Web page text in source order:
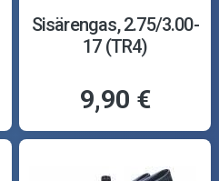
Sisärengas, 2.75/3.00-
17 (TR4)
9,90 €